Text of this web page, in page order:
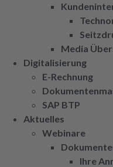
Media
Digitalisierung
E-Rechnung
SAP BTP
Aktuelles
Webinare
Ihre